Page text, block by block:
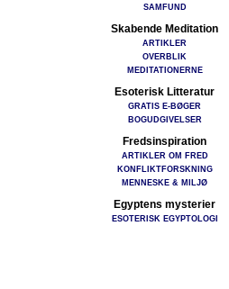
SAMFUND
Skabende Meditation
ARTIKLER
OVERBLIK
MEDITATIONERNE
Esoterisk Litteratur
GRATIS E-BØGER
BOGUDGIVELSER
Fredsinspiration
ARTIKLER OM FRED
KONFLIKTFORSKNING
MENNESKE & MILJØ
Egyptens mysterier
ESOTERISK EGYPTOLOGI